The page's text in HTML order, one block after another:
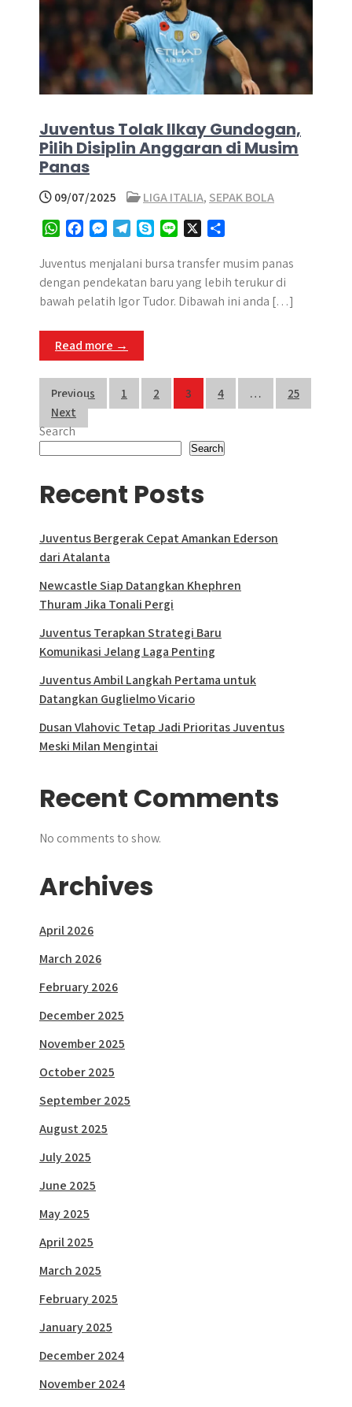
Juventus Tolak Ilkay Gundogan,
Pilih Disiplin Anggaran di Musim
Panas
09/07/2025 LIGA ITALIA, SEPAK BOLA
W
a
t
s
p
p
c
e
b
o
k
s
s
e
g
e
l
e
g
a
y
p
e
n
e
a
r
e
Juventus menjalani bursa transfer musim panas
dengan pendekatan baru yang lebih terukur di
bawah pelatih Igor Tudor. Dibawah ini anda […]
Read more →
Posts
pagination
Previous 1 2 3 4 …
25
Next
Search
Search
Recent Posts
Juventus Bergerak Cepat Amankan Ederson
dari Atalanta
Newcastle Siap Datangkan Khephren
Thuram Jika Tonali Pergi
Juventus Terapkan Strategi Baru
Komunikasi Jelang Laga Penting
Juventus Ambil Langkah Pertama untuk
Datangkan Guglielmo Vicario
Dusan Vlahovic Tetap Jadi Prioritas Juventus
Meski Milan Mengintai
Recent Comments
No comments to show.
Archives
April 2026
March 2026
February 2026
December 2025
November 2025
October 2025
September 2025
August 2025
July 2025
June 2025
May 2025
April 2025
March 2025
February 2025
January 2025
December 2024
November 2024